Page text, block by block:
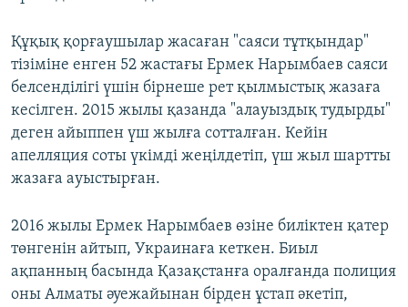
Құқық қорғаушылар жасаған "саяси тұтқындар"
тізіміне енген 52 жастағы Ермек Нарымбаев саяси
белсенділігі үшін бірнеше рет қылмыстық жазаға
кесілген. 2015 жылы қазанда "алауыздық тудырды"
деген айыппен үш жылға сотталған. Кейін
апелляция соты үкімді жеңілдетіп, үш жыл шартты
жазаға ауыстырған.
2016 жылы Ермек Нарымбаев өзіне биліктен қатер
төнгенін айтып, Украинаға кеткен. Биыл
ақпанның басында Қазақстанға оралғанда полиция
оны Алматы әуежайынан бірден ұстап әкетіп,